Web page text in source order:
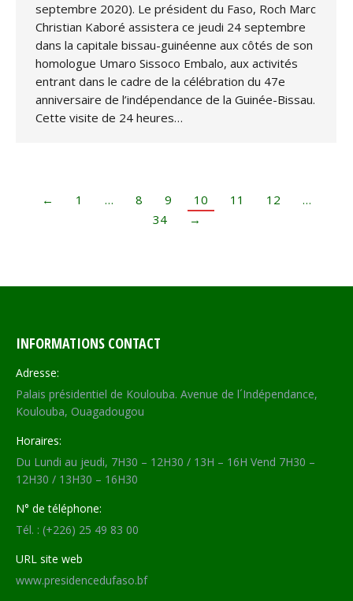
septembre 2020). Le président du Faso, Roch Marc
Christian Kaboré assistera ce jeudi 24 septembre
dans la capitale bissau-guinéenne aux côtés de son
homologue Umaro Sissoco Embalo, aux activités
entrant dans le cadre de la célébration du 47e
anniversaire de l’indépendance de la Guinée-Bissau.
Cette visite de 24 heures…
← 1 … 8 9 10 11 12
…
34
→
INFORMATIONS CONTACT
Adresse:
Palais présidentiel de Koulouba. Avenue de l´Indépendance,
Koulouba, Ouagadougou
Horaires:
Du Lundi au jeudi, 7H30 – 12H30 / 13H – 16H Vend 7H30 –
12H30 / 13H30 – 16H30
N° de téléphone:
Tél. : (+226) 25 49 83 00
URL site web
www.presidencedufaso.bf